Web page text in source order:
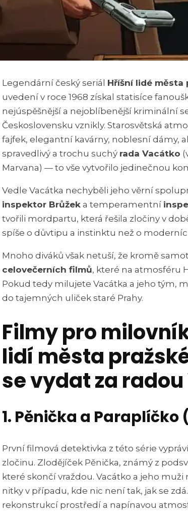
Legendární český seriál Hříšní lidé města
uvedení v roce 1968 získal statisíce
nejúspěšnější a nejoblíbenější kriminální
Československu vznikly. Starosvětská
fajfek, elegantní kavárny, noblesní dámy,
spravedlivý a trochu suchý rada Vacátko
Marvana) — to vše vytvořilo jedinečnou
Vedle Vacátka nechyběli jeho věrní
inspektor Brůžek a temperamentní
tvořili mordpartu, která řešila zločiny v
spíše o důvtipu a instinktu než o
Mnoho diváků však netuší, že kromě
celovečerních filmů, které na atmosféru
Pokud tedy milujete Vacátka a jeho tým,
do tajemných uliček staré Prahy.
Filmy pro
lidí města
se vydat za
1. Pěnička a Paraplíčko
První filmová detektivka z této série
zločinu. Zlodějíček Pěnička, známý z
které skončí vraždou. Vacátko a jeho
nitky v případu, kde nic není tak, jak se
rekonstrukcí prostředí a napínavou